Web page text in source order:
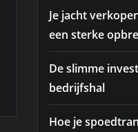
Je jacht
een sterke
De slimme
bedrijfshal
Hoe je